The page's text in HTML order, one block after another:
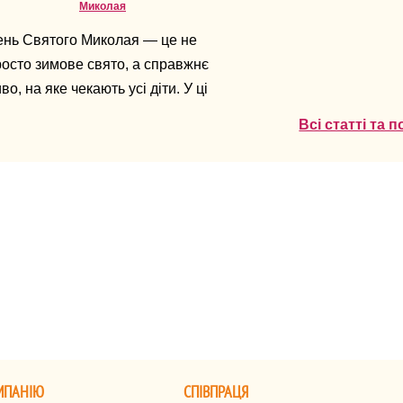
Миколая
Святого Миколая — це не
зимове свято, а справжнє
на яке чекають усі діти. У ці
Всі статті та
СПІВПРАЦЯ